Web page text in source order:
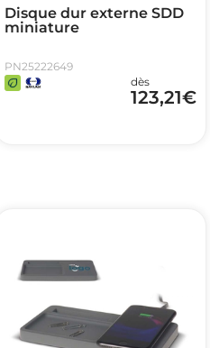
Disque dur externe SDD
miniature
PN25222649
dès
123,21€